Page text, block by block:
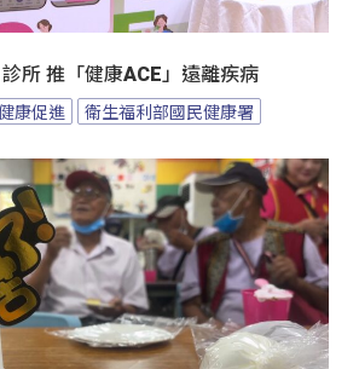
所 推「健康ACE」遠離疾病
康促進 衛生福利部國民健康署